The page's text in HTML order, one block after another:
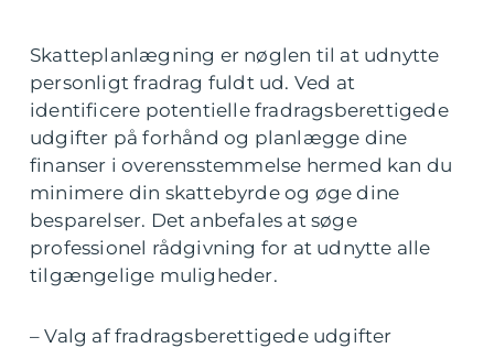
Skatteplanlægning er nøglen til at udnytte
personligt fradrag fuldt ud. Ved at
identificere potentielle fradragsberettigede
udgifter på forhånd og planlægge dine
finanser i overensstemmelse hermed kan du
minimere din skattebyrde og øge dine
besparelser. Det anbefales at søge
professionel rådgivning for at udnytte alle
tilgængelige muligheder.
– Valg af fradragsberettigede udgifter